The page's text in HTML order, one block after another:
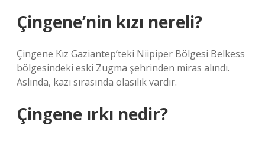
Çingene’nin kızı nereli?
Çingene Kız Gaziantep’teki Niipiper Bölgesi Belkess
bölgesindeki eski Zugma şehrinden miras alındı.
Aslında, kazı sırasında olasılık vardır.
Çingene ırkı nedir?